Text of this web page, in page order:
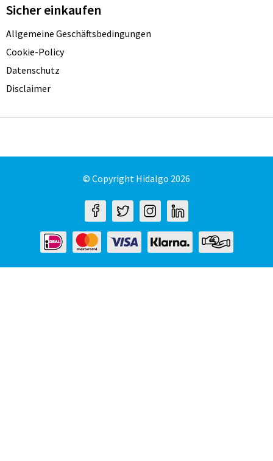
Sicher einkaufen
Allgemeine Geschäftsbedingungen
Cookie-Policy
Datenschutz
Disclaimer
© Copyright Hidalgo 2026